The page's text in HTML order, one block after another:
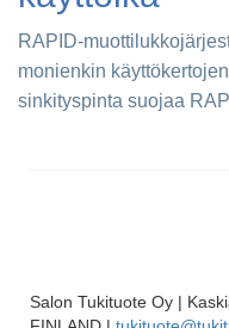
RAPID-
monienkin
sinkityspinta suojaa
Salon Tukituote Oy |